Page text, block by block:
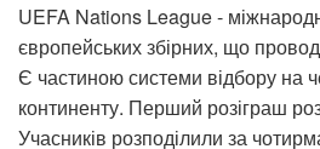
UEFA Nations League -
європейських збірних, що
Є частиною системи відбору на
континенту. Перший розіграш
Учасників розподілили за